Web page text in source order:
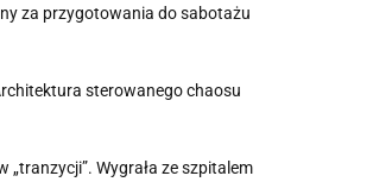
za przygotowania do sabotażu
sterowanego chaosu
„tranzycji”. Wygrała ze szpitalem